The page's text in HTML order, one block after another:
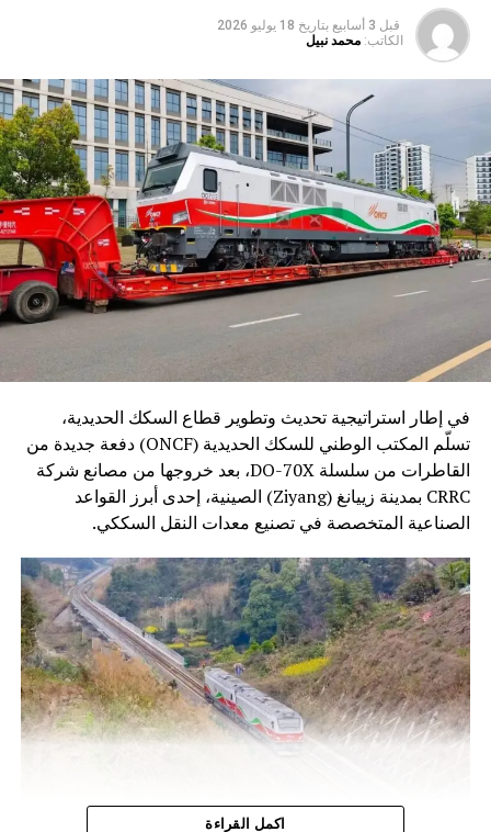
قبل 3 أسابيع بتاريخ 18 يوليو 2026
الكاتب: محمد نبيل
في إطار استراتيجية تحديث وتطوير قطاع السكك الحديدية،
تسلّم المكتب الوطني للسكك الحديدية (ONCF) دفعة جديدة من
القاطرات من سلسلة DO-70X، بعد خروجها من مصانع شركة
CRRC بمدينة زييانغ (Ziyang) الصينية، إحدى أبرز القواعد
الصناعية المتخصصة في تصنيع معدات النقل السككي.
وتندرج هذه الخطوة ضمن برنامج تحديث أسطول الجر الذي
اكمل القراءة